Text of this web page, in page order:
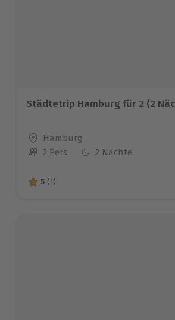
Städtetrip Hamburg für 2 (2
Standort
Hamburg
Anzahl der Teilnehmer
2 Pers. 2 Nächte
5 von 5 Sternen basierend auf 1
5 (1)